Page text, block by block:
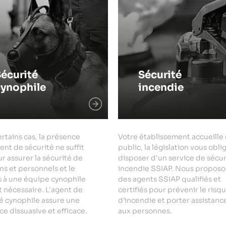
cas, la présence
de sécurité ne suffit
assurer la sécurité de
et personnels et le
à une équipe cynophile
nécessaire. L'agent de
cynophile assure une
dissuasive et efficace.
Sécurité
incendie
Votre établissement accueille
public, la législation vous
disposer d'un service de
incendie SSIAP. Nous
des agents SSIAP qualifiés et
certifiés pour prévenir le
d’incendie et porter
aux personnes.